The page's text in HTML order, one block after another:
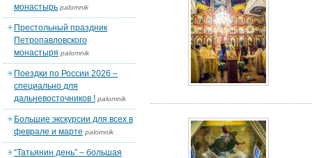
монастырь palomnik
Престольный праздник
Петропавловского
монастыря palomnik
Поездки по России 2026 –
специально для
дальневосточников ! palomnik
Большие экскурсии для всех в
феврале и марте palomnik
“Татьянин день” – большая